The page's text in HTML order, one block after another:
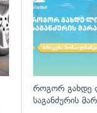
როგორ გახდე
საგანძურის